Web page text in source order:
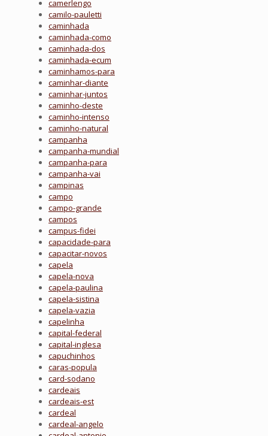
camerlengo
camilo-pauletti
caminhada
caminhada-como
caminhada-dos
caminhada-ecum
caminhamos-para
caminhar-diante
caminhar-juntos
caminho-deste
caminho-intenso
caminho-natural
campanha
campanha-mundial
campanha-para
campanha-vai
campinas
campo
campo-grande
campos
campus-fidei
capacidade-para
capacitar-novos
capela
capela-nova
capela-paulina
capela-sistina
capela-vazia
capelinha
capital-federal
capital-inglesa
capuchinhos
caras-popula
card-sodano
cardeais
cardeais-est
cardeal
cardeal-angelo